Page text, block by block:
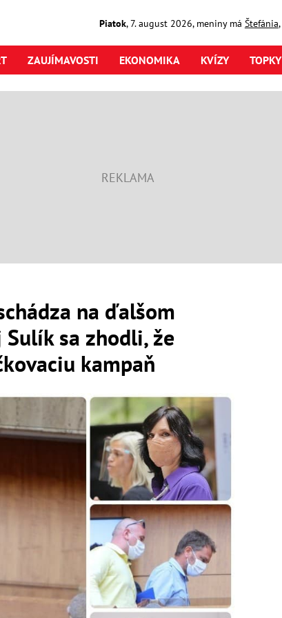
Piatok,7. august2026, meniny má Štefánia
ZAUJÍMAVOSTI EKONOMIKA KVÍZY
na ďalšom
sa zhodli, že
kampaň